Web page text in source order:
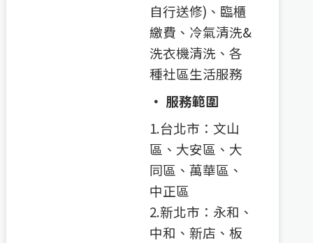
自行送修)、臨櫃
繳費、冷氣清洗&
洗衣機清洗、各
種社區生活服務
‧ 服務範圍
1.台北市：文山
區、大安區、大
同區、萬華區、
中正區
2.新北市：永和、
中和、新店、板